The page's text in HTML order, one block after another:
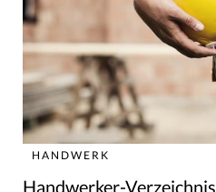
HANDWERK
Handwerker-Verzeichnis